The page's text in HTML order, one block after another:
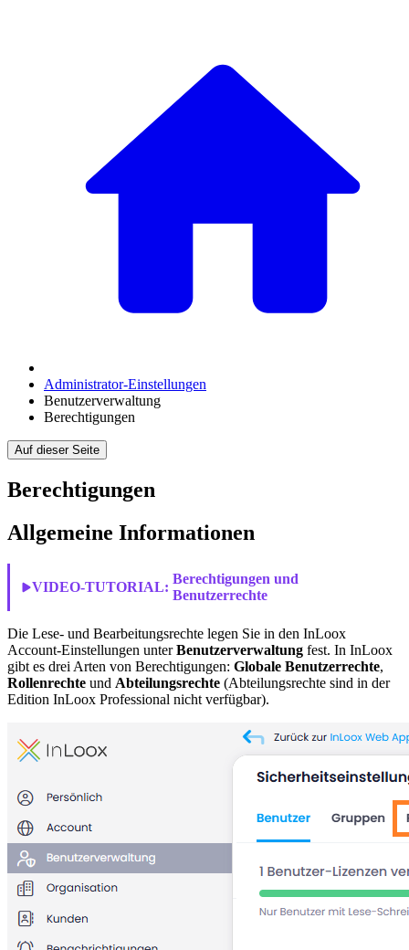
Administrator-Einstellungen
Benutzerverwaltung
Berechtigungen
Auf dieser Seite
Berechtigungen
Allgemeine Informationen
VIDEO-TUTORIAL:
Berechtigungen und
Benutzerrechte
Die Lese- und Bearbeitungsrechte legen Sie in den InLoox
Account-Einstellungen unterBenutzerverwaltung fest. In InLoox
gibt es drei Arten von Berechtigungen: Globale Benutzerrechte,
Rollenrechte und Abteilungsrechte (Abteilungsrechte sind in der
Edition InLoox Professional nicht verfügbar).